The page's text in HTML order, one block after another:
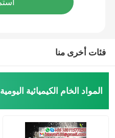
فئات أخرى منا
المواد الخام الكيميائية اليومية